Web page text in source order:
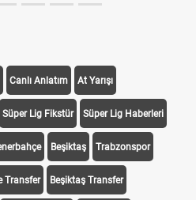
Canlı Anlatım At Yarışı
Süper Lig Fikstür Süper Lig Haberleri
Beşiktaş Trabzonspor
Transfer Beşiktaş Transfer